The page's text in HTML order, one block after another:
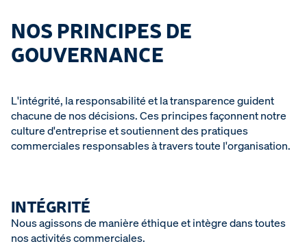
NOS PRINCIPES DE
GOUVERNANCE
L'intégrité, la responsabilité et la transparence guident
chacune de nos décisions. Ces principes façonnent notre
culture d'entreprise et soutiennent des pratiques
commerciales responsables à travers toute l'organisation.
INTÉGRITÉ
Nous agissons de manière éthique et intègre dans toutes
nos activités commerciales.